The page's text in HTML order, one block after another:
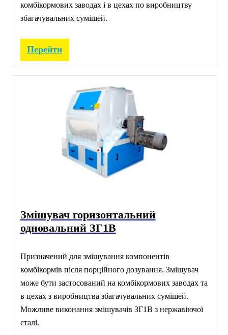
комбікормових заводах і в цехах по виробництву
збагачувальних сумішей.
Перейти
Змішувач горизонтальний
одновальний ЗГ1В
Призначений для змішування компонентів
комбікормів після порційного дозування. Змішувач
може бути застосований на комбікормових заводах та
в цехах з виробництва збагачувальних сумішей.
Можливе виконання змішувачів ЗГ1В з нержавіючої
сталі.